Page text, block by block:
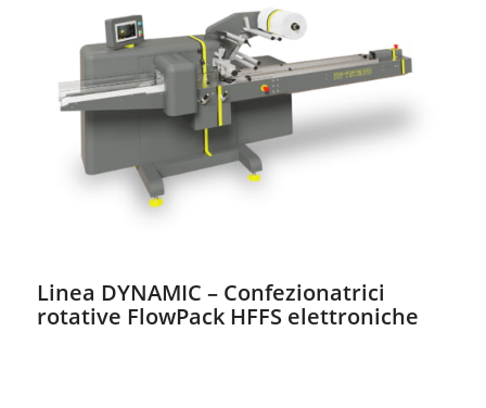
Linea DYNAMIC – Confezionatrici
rotative FlowPack HFFS elettroniche